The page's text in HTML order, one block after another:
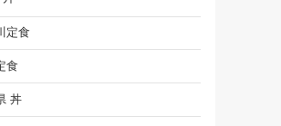
定食
食
丼